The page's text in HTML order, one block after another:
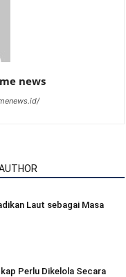
news
Laut sebagai Masa
Perlu Dikelola Secara